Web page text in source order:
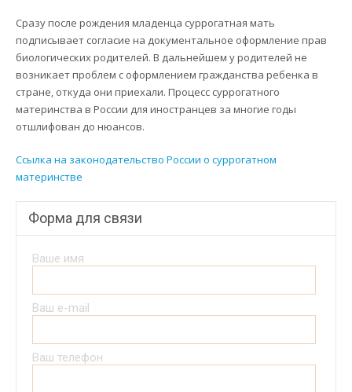
Сразу после рождения младенца суррогатная мать
подписывает согласие на документальное оформление прав
биологических родителей. В дальнейшем у родителей не
возникает проблем с оформлением гражданства ребенка в
стране, откуда они приехали. Процесс суррогатного
материнства в России для иностранцев за многие годы
отшлифован до нюансов.
Ссылка на законодательство России о суррогатном
материнстве
Форма для связи
Ваше имя
Ваш e-mail
Ваш телефон